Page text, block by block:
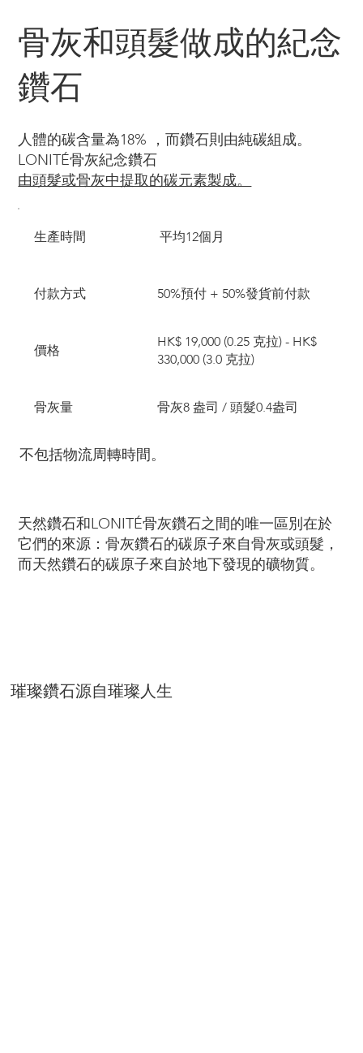
骨灰和頭髮做成的紀念
鑽石
人體的碳含量為18% ，而鑽石則由純碳組成。
LONITÉ骨灰紀念鑽石
由頭髮或骨灰中提取的碳元素製成。
平均12個月
生產時間
50%預付 + 50%發貨前付款
付款方式
HK$ 19,000 (0.25 克拉) - HK$
330,000 (3.0 克拉)
價格
骨灰8 盎司 / 頭髮0.4盎司
骨灰量
不包括物流周轉時間。
天然鑽石和LONITÉ骨灰鑽石之間的唯一區別在於
它們的來源：骨灰鑽石的碳原子來自骨灰或頭髮，
而天然鑽石的碳原子來自於地下發現的礦物質。
璀璨鑽石源自璀璨人生